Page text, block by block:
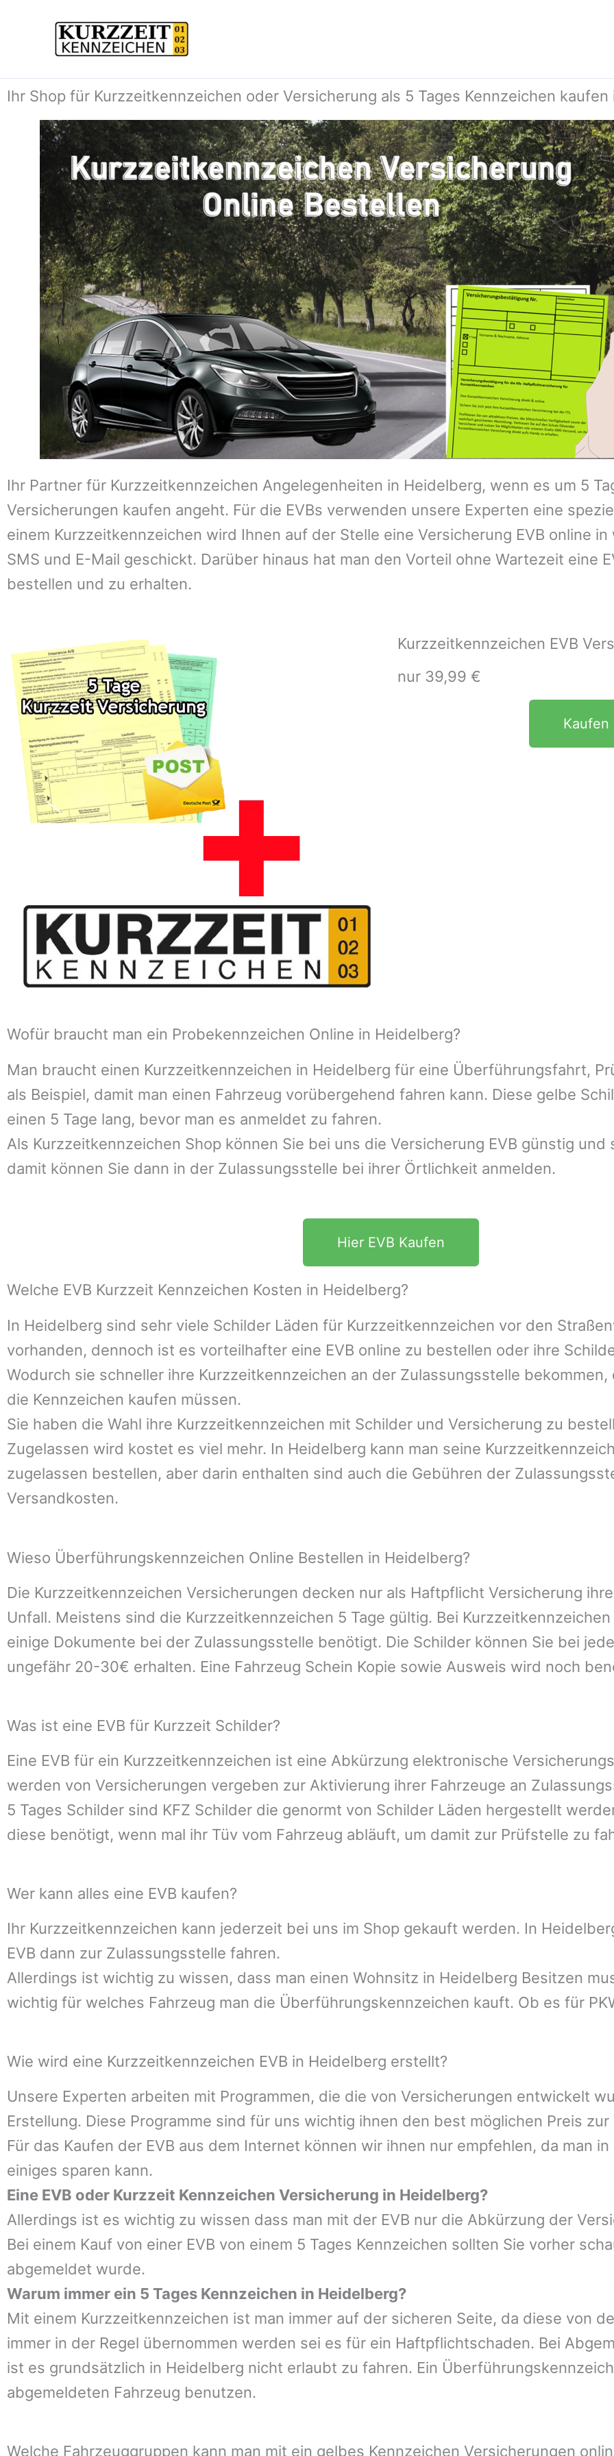
springen
Ihr Shop für Kurzzeitkennzeichen oder Versicherung als 5 Tages Kennzeichen
Ihr Partner für Kurzzeitkennzeichen Angelegenheiten in Heidelberg, wenn es um 5
Versicherungen kaufen angeht. Für die EVBs verwenden unsere Experten eine
einem Kurzzeitkennzeichen wird Ihnen auf der Stelle eine Versicherung EVB online
SMS und E-Mail geschickt. Darüber hinaus hat man den Vorteil ohne Wartezeit eine
bestellen und zu erhalten.
Kurzzeitkennzeichen EVB
nur 39,99 €
Kaufen
Wofür braucht man ein Probekennzeichen Online in Heidelberg?
Man braucht einen Kurzzeitkennzeichen in Heidelberg für eine Überführungsfahrt,
als Beispiel, damit man einen Fahrzeug vorübergehend fahren kann. Diese gelbe
einen 5 Tage lang, bevor man es anmeldet zu fahren.
Als Kurzzeitkennzeichen Shop können Sie bei uns die Versicherung EVB günstig und
damit können Sie dann in der Zulassungsstelle bei ihrer Örtlichkeit anmelden.
Hier EVB Kaufen
Welche EVB Kurzzeit Kennzeichen Kosten in Heidelberg?
In Heidelberg sind sehr viele Schilder Läden für Kurzzeitkennzeichen vor den
vorhanden, dennoch ist es vorteilhafter eine EVB online zu bestellen oder ihre
Wodurch sie schneller ihre Kurzzeitkennzeichen an der Zulassungsstelle bekommen,
die Kennzeichen kaufen müssen.
Sie haben die Wahl ihre Kurzzeitkennzeichen mit Schilder und Versicherung zu
Zugelassen wird kostet es viel mehr. In Heidelberg kann man seine
zugelassen bestellen, aber darin enthalten sind auch die Gebühren der
Versandkosten.
Wieso Überführungskennzeichen Online Bestellen in Heidelberg?
Die Kurzzeitkennzeichen Versicherungen decken nur als Haftpflicht Versicherung
Unfall. Meistens sind die Kurzzeitkennzeichen 5 Tage gültig. Bei
einige Dokumente bei der Zulassungsstelle benötigt. Die Schilder können Sie bei
ungefähr 20-30€ erhalten. Eine Fahrzeug Schein Kopie sowie Ausweis wird noch
Was ist eine EVB für Kurzzeit Schilder?
Eine EVB für ein Kurzzeitkennzeichen ist eine Abkürzung elektronische
werden von Versicherungen vergeben zur Aktivierung ihrer Fahrzeuge an
5 Tages Schilder sind KFZ Schilder die genormt von Schilder Läden hergestellt
diese benötigt, wenn mal ihr Tüv vom Fahrzeug abläuft, um damit zur Prüfstelle zu
Wer kann alles eine EVB kaufen?
Ihr Kurzzeitkennzeichen kann jederzeit bei uns im Shop gekauft werden. In
EVB dann zur Zulassungsstelle fahren.
Allerdings ist wichtig zu wissen, dass man einen Wohnsitz in Heidelberg Besitzen
wichtig für welches Fahrzeug man die Überführungskennzeichen kauft. Ob es für
Wie wird eine Kurzzeitkennzeichen EVB in Heidelberg erstellt?
Unsere Experten arbeiten mit Programmen, die die von Versicherungen entwickelt
Erstellung. Diese Programme sind für uns wichtig ihnen den best möglichen Preis
Für das Kaufen der EVB aus dem Internet können wir ihnen nur empfehlen, da man
einiges sparen kann.
Eine EVB oder Kurzzeit Kennzeichen Versicherung in Heidelberg?
Allerdings ist es wichtig zu wissen dass man mit der EVB nur die Abkürzung der
Bei einem Kauf von einer EVB von einem 5 Tages Kennzeichen sollten Sie vorher
abgemeldet wurde.
Warum immer ein 5 Tages Kennzeichen in Heidelberg?
Mit einem Kurzzeitkennzeichen ist man immer auf der sicheren Seite, da diese von
immer in der Regel übernommen werden sei es für ein Haftpflichtschaden. Bei
ist es grundsätzlich in Heidelberg nicht erlaubt zu fahren. Ein
abgemeldeten Fahrzeug benutzen.
Welche Fahrzeuggruppen kann man mit ein gelbes Kennzeichen Versicherungen